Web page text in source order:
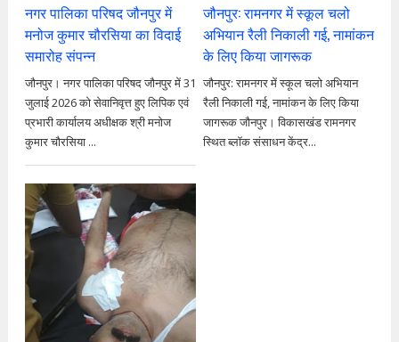
नगर पालिका परिषद जौनपुर में
मनोज कुमार चौरसिया का विदाई
समारोह संपन्न
जौनपुर। नगर पालिका परिषद जौनपुर में 31
जुलाई 2026 को सेवानिवृत्त हुए लिपिक एवं
प्रभारी कार्यालय अधीक्षक श्री मनोज
कुमार चौरसिया ...
जौनपुर: रामनगर में स्कूल चलो
अभियान रैली निकाली गई, नामांकन
के लिए किया जागरूक
जौनपुर: रामनगर में स्कूल चलो अभियान
रैली निकाली गई, नामांकन के लिए किया
जागरूक जौनपुर। विकासखंड रामनगर
स्थित ब्लॉक संसाधन केंद्र...